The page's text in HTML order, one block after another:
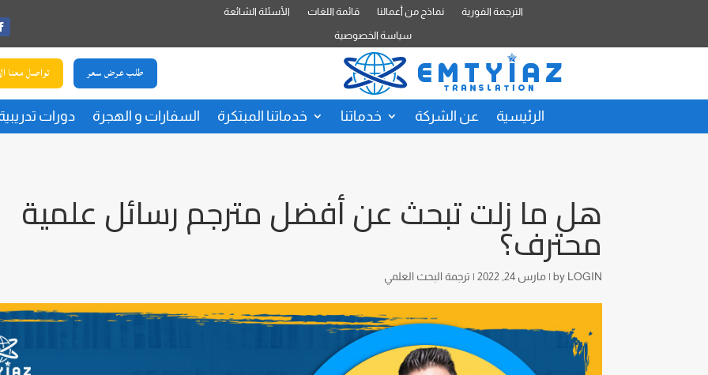
الترجمة الفورية نماذج من أعمالنا قائمة اللغات
الأسئلة الشائعة
سياسة الخصوصية
طلب عرض سعر تواصل معنا
الرئيسية عن الشركة خدماتنا خدماتنا المبتكرة السفارات و الهجرة دورات
هل ما زلت تبحث عن أفضل مترجم رسائل علمية
محترف؟
by LOGIN
|مارس 24, 2022 | ترجمة البحث العلمي